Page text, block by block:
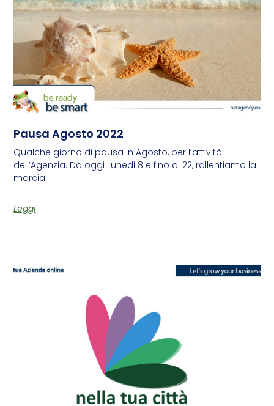
Pausa Agosto 2022
Qualche giorno di pausa in Agosto, per l’attività
dell’Agenzia. Da oggi Lunedi 8 e fino al 22, rallentiamo la
marcia
Leggi